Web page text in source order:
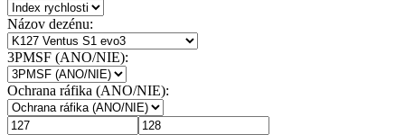
Názov dezénu:
3PMSF (ANO/NIE):
Ochrana ráfika (ANO/NIE):